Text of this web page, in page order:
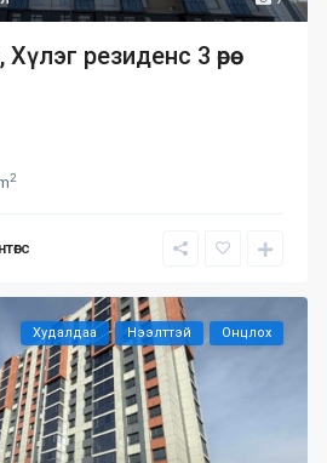
резиденс 3 өрөө
2
Худалдаа Нээлттэй Онцлох